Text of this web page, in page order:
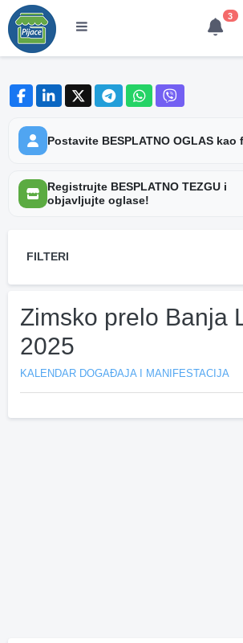
3
Postavite BESPLATNO OGLAS
Registrujte BESPLATNO TEZGU i
objavljujte oglase!
FILTERI
Zimsko prelo Banja
2025
KALENDAR DOGAĐAJA I MANIFESTACIJA